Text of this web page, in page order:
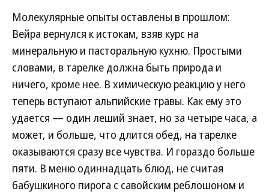
Молекулярные опыты оставлены в прошлом:
Вейра вернулся к истокам, взяв курс на
минеральную и пасторальную кухню. Простыми
словами, в тарелке должна быть природа и
ничего, кроме нее. В химическую реакцию у него
теперь вступают альпийские травы. Как ему это
удается — один леший знает, но за четыре часа, а
может, и больше, что длится обед, на тарелке
оказываются сразу все чувства. И гораздо больше
пяти. В меню одиннадцать блюд, не считая
бабушкиного пирога с савойским реблошоном и